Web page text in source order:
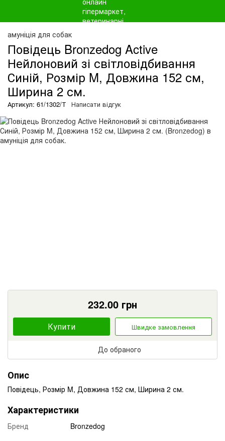
амуніція для собак
Повідець Bronzedog Active
Нейлоновий зі світловідбивання
Синій, Розмір M, Довжина 152 см,
Ширина 2 см.
Артикул: 61/1302/Т Написати відгук
232.00 грн
Купити Швидке замовлення
До обраного
Опис
Повідець, Розмір M, Довжина 152 см, Ширина 2 см.
Характеристики
Бренд Bronzedog